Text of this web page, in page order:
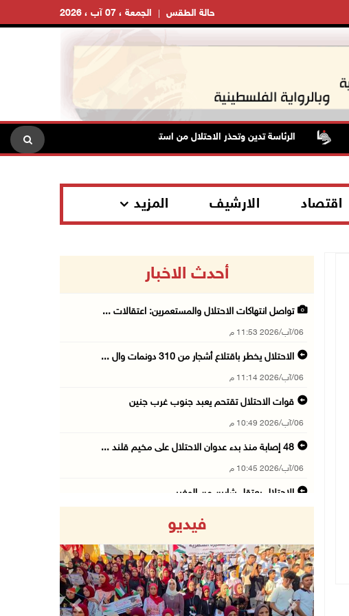
الجمعة ، 07 آب ، 2026 حالة الطقس
الرئاسة تدين وتحذر الاحتلال من استمرار حربه الشاملة على الشعب
اقتصاد الارشيف المزيد
أحدث الاخبار
تواصل انتهاكات الاحتلال والمستعمرين: اعتقالات ...
06/آب/2026 11:53 م
الاحتلال يخطر باقتلاع أشجار من 310 دونمات وال ...
06/آب/2026 11:14 م
قوات الاحتلال تقتحم يعبد جنوب غرب جنين
06/آب/2026 10:49 م
48 إصابة منذ بدء عدوان الاحتلال على مخيم قلند ...
06/آب/2026 10:45 م
الاحتلال يعتقل شابين من المغير
06/آب/2026 10:01 م
رئيس بلدية الخليل يطلع وفدا أميركيا على تطورا ...
06/آب/2026 09:59 م
فيديو
Previous Next